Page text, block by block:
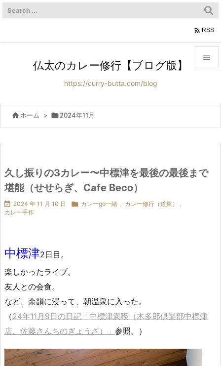




 RSS
仏太のカレー修行【ブログ版】
https://curry-butta.com/blog
 ホーム > 2024年11月
久し振りの3カレー〜中標津を最後の最後まで
堪能（せせらぎ、Cafe Beco）
 2024 年 11 月 10 日  カレーgo一緒 , カレー修行（道東）
,
カレー手作
中標津2日目。
楽しかったライブ。
友人との会食。
など、余韻に浸って、朝温泉に入った。
（24年11月9日の日記「中標津満喫（木多郎倶楽部中標津
店、佐藤さんちのぎょうざ）」 参照。）